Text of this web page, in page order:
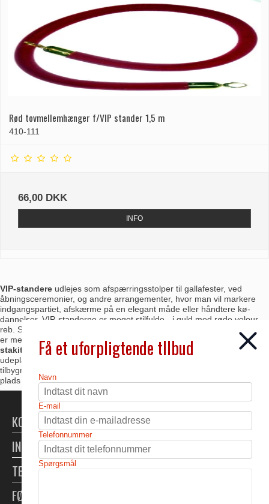
Rød tovmellemhænger f/VIP stander 1,5 m
410-111
66,00 DKK
INFO
VIP-standere udlejes som afspærringsstolper til gallafester, ved
åbningsceremonier, og andre arrangementer, hvor man vil markere
indgangspartiet, afskærme på en elegant måde eller håndtere kø-
dannelser. VIP-standerne er meget stilfulde - i guld med røde velour-
reb. Standerne vil sætte et elegant præg på ethvert arrangement. De
er meget stabile med en tung, rund metalfod. Vores dekorative hvide
stakitter
bruges til terrasse-tilbyg til festtelte - en fin mulighed for en
udeplads med tag over, som skærmer for sol og regn. En terrasse-
tilbygning til teltet kan være en overdækning til rygerne eller ekstra
plads til at servere velkomstdrinken.
KONTAKT
INFORMATION
TELTUDLEJNING
FØLG OS
Få et uforpligtende tllbud
Navn
E-mail
Telefonnummer
Spørgsmål